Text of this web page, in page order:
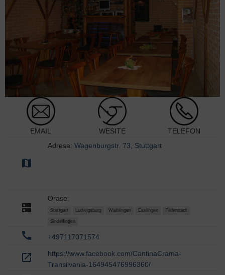
EMAIL WESITE TELEFON
map
Adresa: Wagenburgstr. 73, Stuttgart
dns
Orase:
Stuttgart Ludwigsburg Waiblingen Esslingen Filderstadt
Sindelfingen
call +497117071574
open_in_new
https://www.facebook.com/CantinaCrama-
Transilvania-164945476996360/